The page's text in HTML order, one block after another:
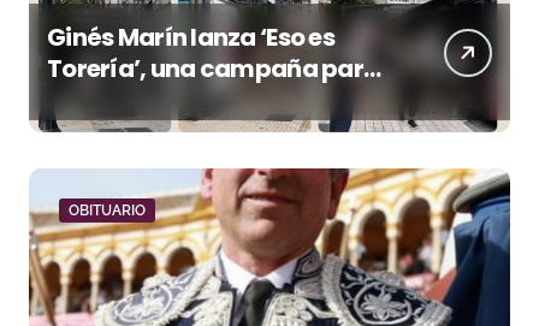
Ginés Marín lanza ‘Eso es
Torería’, una campaña para
reivindicar los valores del
toreo más allá del ruedo
OBITUARIO